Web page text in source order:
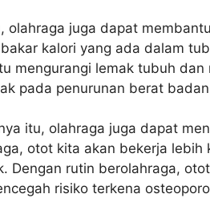
olahraga juga dapat
kalori yang ada dalam
mengurangi lemak tubuh
pada penurunan berat
itu, olahraga juga dapat
otot kita akan bekerja
Dengan rutin berolahraga,
risiko terkena